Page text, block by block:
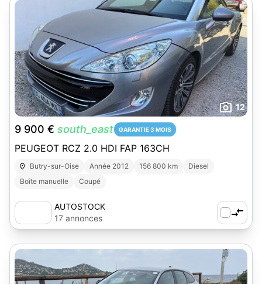
12
9 900 € south_east GARANTIE 3 MOIS
PEUGEOT RCZ 2.0 HDI FAP 163CH
Butry-sur-Oise Année 2012 156 800 km
Diesel
Boîte manuelle
Coupé
AUTOSTOCK
17 annonces